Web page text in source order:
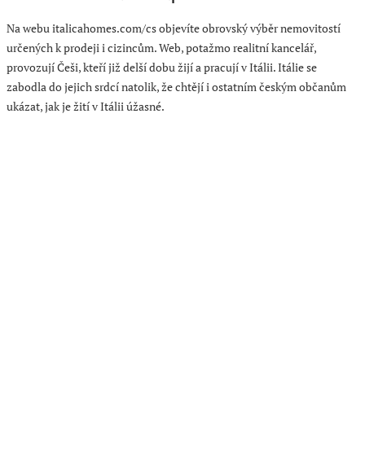
Na webu italicahomes.com/cs objevíte obrovský výběr nemovitostí
určených k prodeji i cizincům. Web, potažmo realitní kancelář,
provozují Češi, kteří již delší dobu žijí a pracují v Itálii. Itálie se
zabodla do jejich srdcí natolik, že chtějí i ostatním českým občanům
ukázat, jak je žití v Itálii úžasné.